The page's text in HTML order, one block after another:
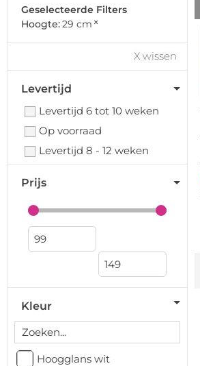
Geselecteerde Filters
Hoogte:29 cm ×
X wissen
Levertijd
Levertijd 6 tot 10 weken
Op voorraad
Levertijd 8 - 12 weken
Prijs
Kleur
Hoogglans wit